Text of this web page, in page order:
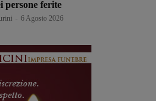
persone ferite
6 Agosto 2026